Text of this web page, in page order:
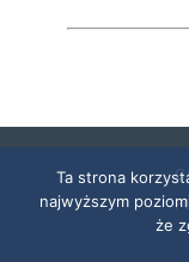
Ta strona
najwyższym
że